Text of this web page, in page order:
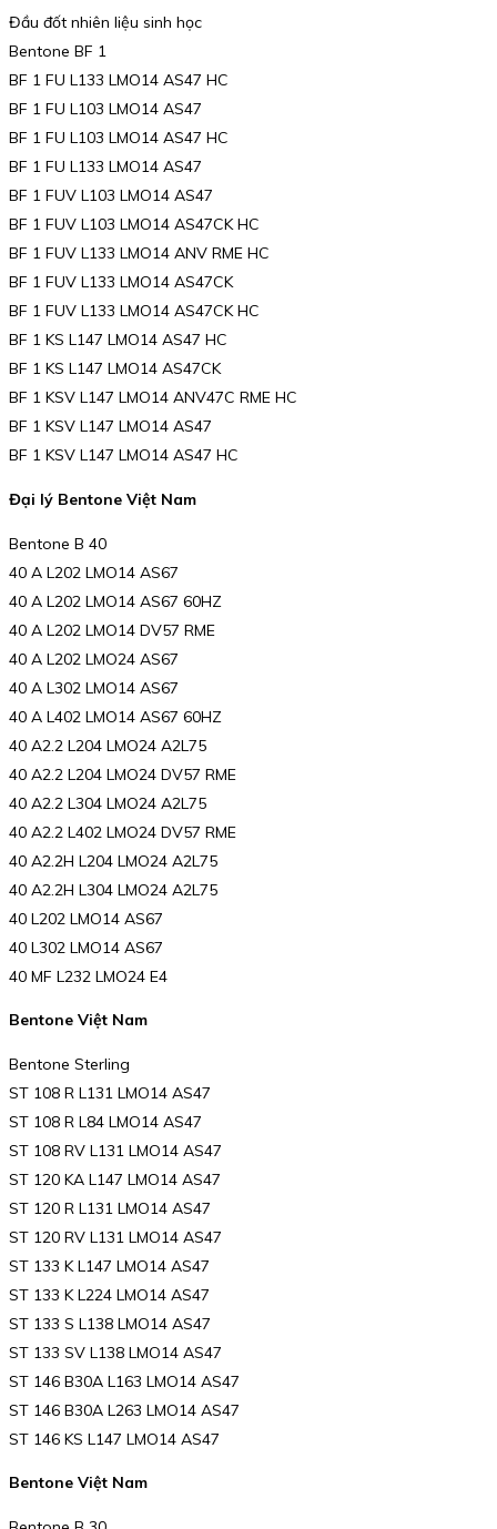
Đầu đốt nhiên liệu sinh học
Bentone BF 1
BF 1 FU L133 LMO14 AS47 HC
BF 1 FU L103 LMO14 AS47
BF 1 FU L103 LMO14 AS47 HC
BF 1 FU L133 LMO14 AS47
BF 1 FUV L103 LMO14 AS47
BF 1 FUV L103 LMO14 AS47CK HC
BF 1 FUV L133 LMO14 ANV RME HC
BF 1 FUV L133 LMO14 AS47CK
BF 1 FUV L133 LMO14 AS47CK HC
BF 1 KS L147 LMO14 AS47 HC
BF 1 KS L147 LMO14 AS47CK
BF 1 KSV L147 LMO14 ANV47C RME HC
BF 1 KSV L147 LMO14 AS47
BF 1 KSV L147 LMO14 AS47 HC
Đại lý Bentone Việt Nam
Bentone B 40
40 A L202 LMO14 AS67
40 A L202 LMO14 AS67 60HZ
40 A L202 LMO14 DV57 RME
40 A L202 LMO24 AS67
40 A L302 LMO14 AS67
40 A L402 LMO14 AS67 60HZ
40 A2.2 L204 LMO24 A2L75
40 A2.2 L204 LMO24 DV57 RME
40 A2.2 L304 LMO24 A2L75
40 A2.2 L402 LMO24 DV57 RME
40 A2.2H L204 LMO24 A2L75
40 A2.2H L304 LMO24 A2L75
40 L202 LMO14 AS67
40 L302 LMO14 AS67
40 MF L232 LMO24 E4
Bentone Việt Nam
Bentone Sterling
ST 108 R L131 LMO14 AS47
ST 108 R L84 LMO14 AS47
ST 108 RV L131 LMO14 AS47
ST 120 KA L147 LMO14 AS47
ST 120 R L131 LMO14 AS47
ST 120 RV L131 LMO14 AS47
ST 133 K L147 LMO14 AS47
ST 133 K L224 LMO14 AS47
ST 133 S L138 LMO14 AS47
ST 133 SV L138 LMO14 AS47
ST 146 B30A L163 LMO14 AS47
ST 146 B30A L263 LMO14 AS47
ST 146 KS L147 LMO14 AS47
Bentone Việt Nam